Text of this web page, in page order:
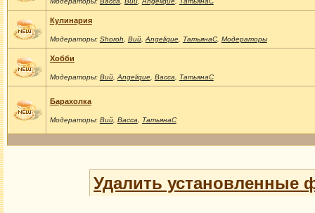
Кулинария
Модераторы: Shoroh Вий, Angelique, ТатьянаС, Модераторы
Хобби
Модераторы: Вий, Angelique, Васса ТатьянаС
Барахолка
Модераторы: Вий, Васса ТатьянаС
Удалить установленные